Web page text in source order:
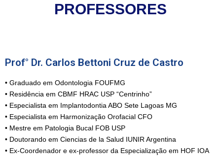
PROFESSORES
Prof° Dr. Carlos Bettoni Cruz de Castro
• Graduado em Odontologia FOUFMG
• Residência em CBMF HRAC USP “Centrinho”
• Especialista em Implantodontia ABO Sete Lagoas MG
• Especialista em Harmonização Orofacial CFO
• Mestre em Patologia Bucal FOB USP
• Doutorando em Ciencias de la Salud IUNIR Argentina
• Ex-Coordenador e ex-professor da Especialização em HOF IOA